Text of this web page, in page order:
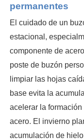
permanentes
El cuidado de un
estacional,
componente de
poste de buzón
limpiar las hojas
base evita la
acelerar la
acero. El invierno
acumulación de